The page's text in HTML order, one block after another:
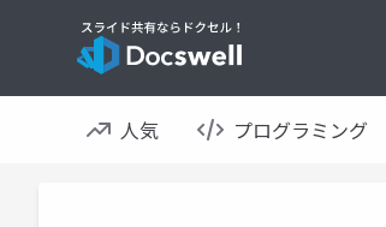
人気 プログラミング